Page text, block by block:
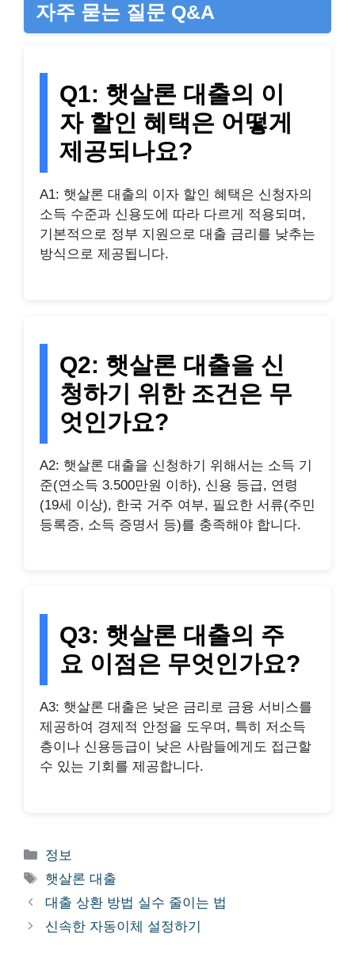
자주 묻는 질문 Q&A
Q1: 햇살론 대출의 이
자 할인 혜택은 어떻게
제공되나요?
A1: 햇살론 대출의 이자 할인 혜택은 신청자의
소득 수준과 신용도에 따라 다르게 적용되며,
기본적으로 정부 지원으로 대출 금리를 낮추는
방식으로 제공됩니다.
Q2: 햇살론 대출을 신
청하기 위한 조건은 무
엇인가요?
A2: 햇살론 대출을 신청하기 위해서는 소득 기
준(연소득 3.500만원 이하), 신용 등급, 연령
(19세 이상), 한국 거주 여부, 필요한 서류(주민
등록증, 소득 증명서 등)를 충족해야 합니다.
Q3: 햇살론 대출의 주
요 이점은 무엇인가요?
A3: 햇살론 대출은 낮은 금리로 금융 서비스를
제공하여 경제적 안정을 도우며, 특히 저소득
층이나 신용등급이 낮은 사람들에게도 접근할
수 있는 기회를 제공합니다.
Categories
정보
Tags
햇살론 대출
대출 상환 방법 실수 줄이는 법
신속한 자동이체 설정하기